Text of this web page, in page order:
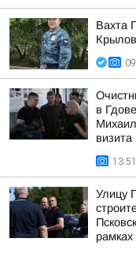
Вахта
в
13:51
Улицу
рамках